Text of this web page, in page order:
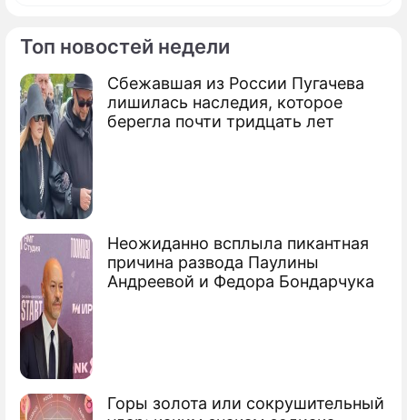
Топ новостей недели
Сбежавшая из России Пугачева
лишилась наследия, которое
берегла почти тридцать лет
Неожиданно всплыла пикантная
причина развода Паулины
Андреевой и Федора Бондарчука
Горы золота или сокрушительный
По теме
В России появится партия "Эволюция
2045"
На изучение бессмертия выделили $5
млн
Бессмертие могут вписать в
Конституцию
Далай-лама поддержал "Россию 2045"